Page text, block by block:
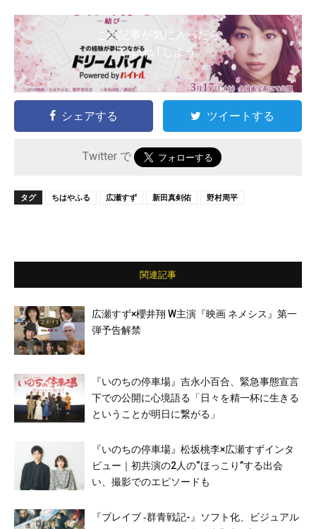
この記事が気に入ったら
いいね ! しよう
シェアする ツイートする
Twitter で
タグ ちはやふる 広瀬すず 新田真剣佑 野村周平
関連記事
広瀬すず×櫻井翔 W主演『映画 ネメシス』第一
弾予告解禁
『いのちの停車場』吉永小百合、緊急事態宣言
下での公開に心境語る「日々を精一杯に生きる
ということが明日に繋がる」
『いのちの停車場』松坂桃李×広瀬すずインタ
ビュー｜初共演の2人の“ほっこり”する出会
い、撮影でのエピソードも
『ブレイブ ‐群青戦記-』ソフト化、ビジュアル